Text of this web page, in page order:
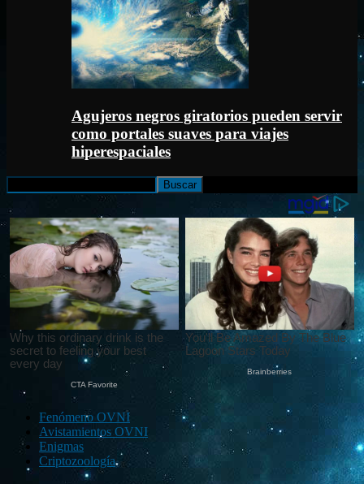
Agujeros negros giratorios pueden servir
como portales suaves para viajes
hiperespaciales
Fenómeno OVNI
Avistamientos OVNI
Enigmas
Criptozoología